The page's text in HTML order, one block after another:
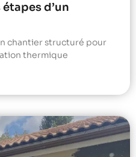
d’un
chantier structuré pour
thermique